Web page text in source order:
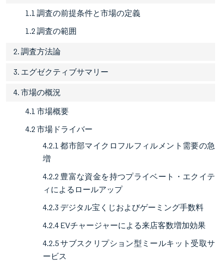
1.1 調査の前提条件と市場の定義
1.2 調査の範囲
2. 調査方法論
3. エグゼクティブサマリー
4. 市場の概況
4.1 市場概要
4.2 市場ドライバー
4.2.1 都市部マイクロフルフィルメント需要の急
増
4.2.2 豊富な資金を持つプライベート・エクイテ
ィによるロールアップ
4.2.3 デジタル宝くじおよびゲーミング手数料
4.2.4 EVチャージャーによる来店客数増加効果
4.2.5 サブスクリプション型ミールキット受取サ
ービス